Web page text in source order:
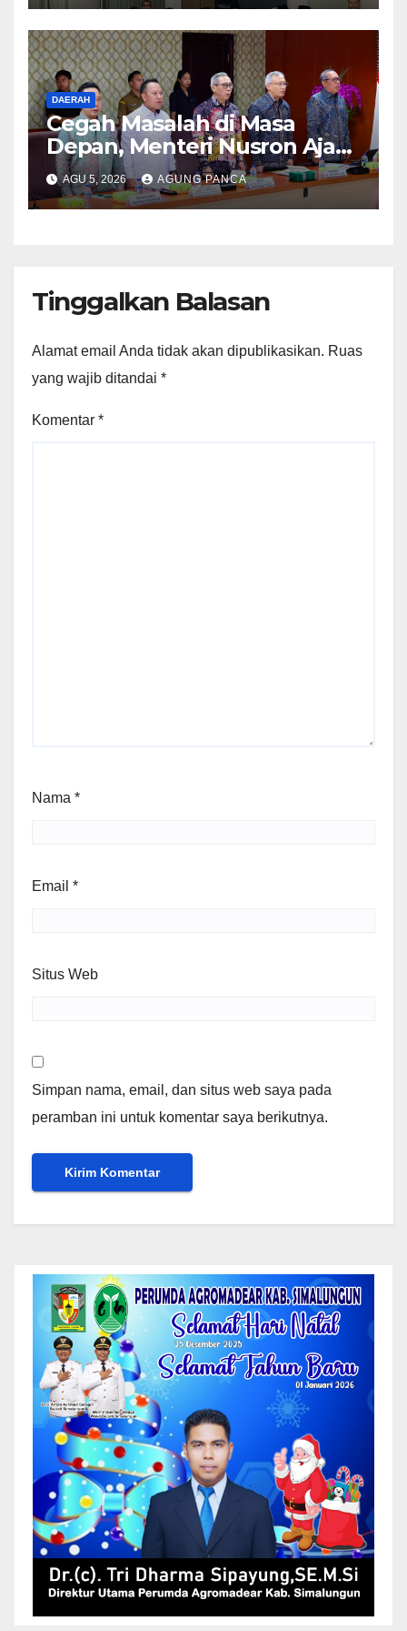
DAERAH
Cegah Masalah di Masa
Depan, Menteri Nusron Ajak
Pemda Percepat Sertipikasi
Tanah Rumah Ibadah di NTT
AGU 5, 2026 AGUNG PANCA
Tinggalkan Balasan
Alamat email Anda tidak akan dipublikasikan. Ruas
yang wajib ditandai *
Komentar *
Nama *
Email *
Situs Web
Simpan nama, email, dan situs web saya pada
peramban ini untuk komentar saya berikutnya.